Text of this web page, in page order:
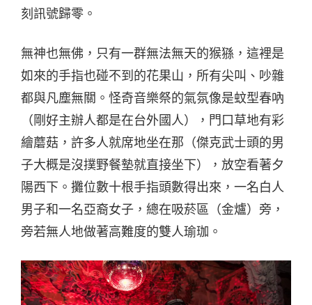
刻訊號歸零。
無神也無佛，只有一群無法無天的猴猻，這裡是
如來的手指也碰不到的花果山，所有尖叫、吵雜
都與凡塵無關。怪奇音樂祭的氣氛像是蚊型春吶
（剛好主辦人都是在台外國人），門口草地有彩
繪蘑菇，許多人就席地坐在那（傑克武士頭的男
子大概是沒撲野餐墊就直接坐下），放空看著夕
陽西下。攤位數十根手指頭數得出來，一名白人
男子和一名亞裔女子，總在吸菸區（金爐）旁，
旁若無人地做著高難度的雙人瑜珈。